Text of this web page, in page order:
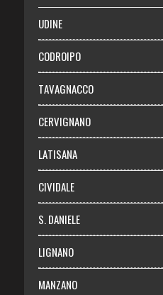
SALUTE
Necrologie
Chi siamo
Abbonati
Login
UDINE
CODROIPO
TAVAGNACCO
CERVIGNANO
LATISANA
CIVIDALE
S. DANIELE
LIGNANO
MANZANO